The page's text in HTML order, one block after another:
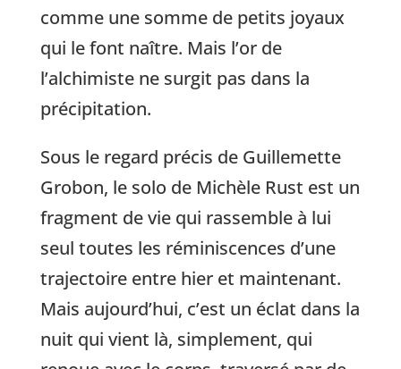
comme une somme de petits joyaux
qui le font naître. Mais l’or de
l’alchimiste ne surgit pas dans la
précipitation.
Sous le regard précis de Guillemette
Grobon, le solo de Michèle Rust est un
fragment de vie qui rassemble à lui
seul toutes les réminiscences d’une
trajectoire entre hier et maintenant.
Mais aujourd’hui, c’est un éclat dans la
nuit qui vient là, simplement, qui